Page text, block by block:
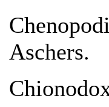
Aschers.